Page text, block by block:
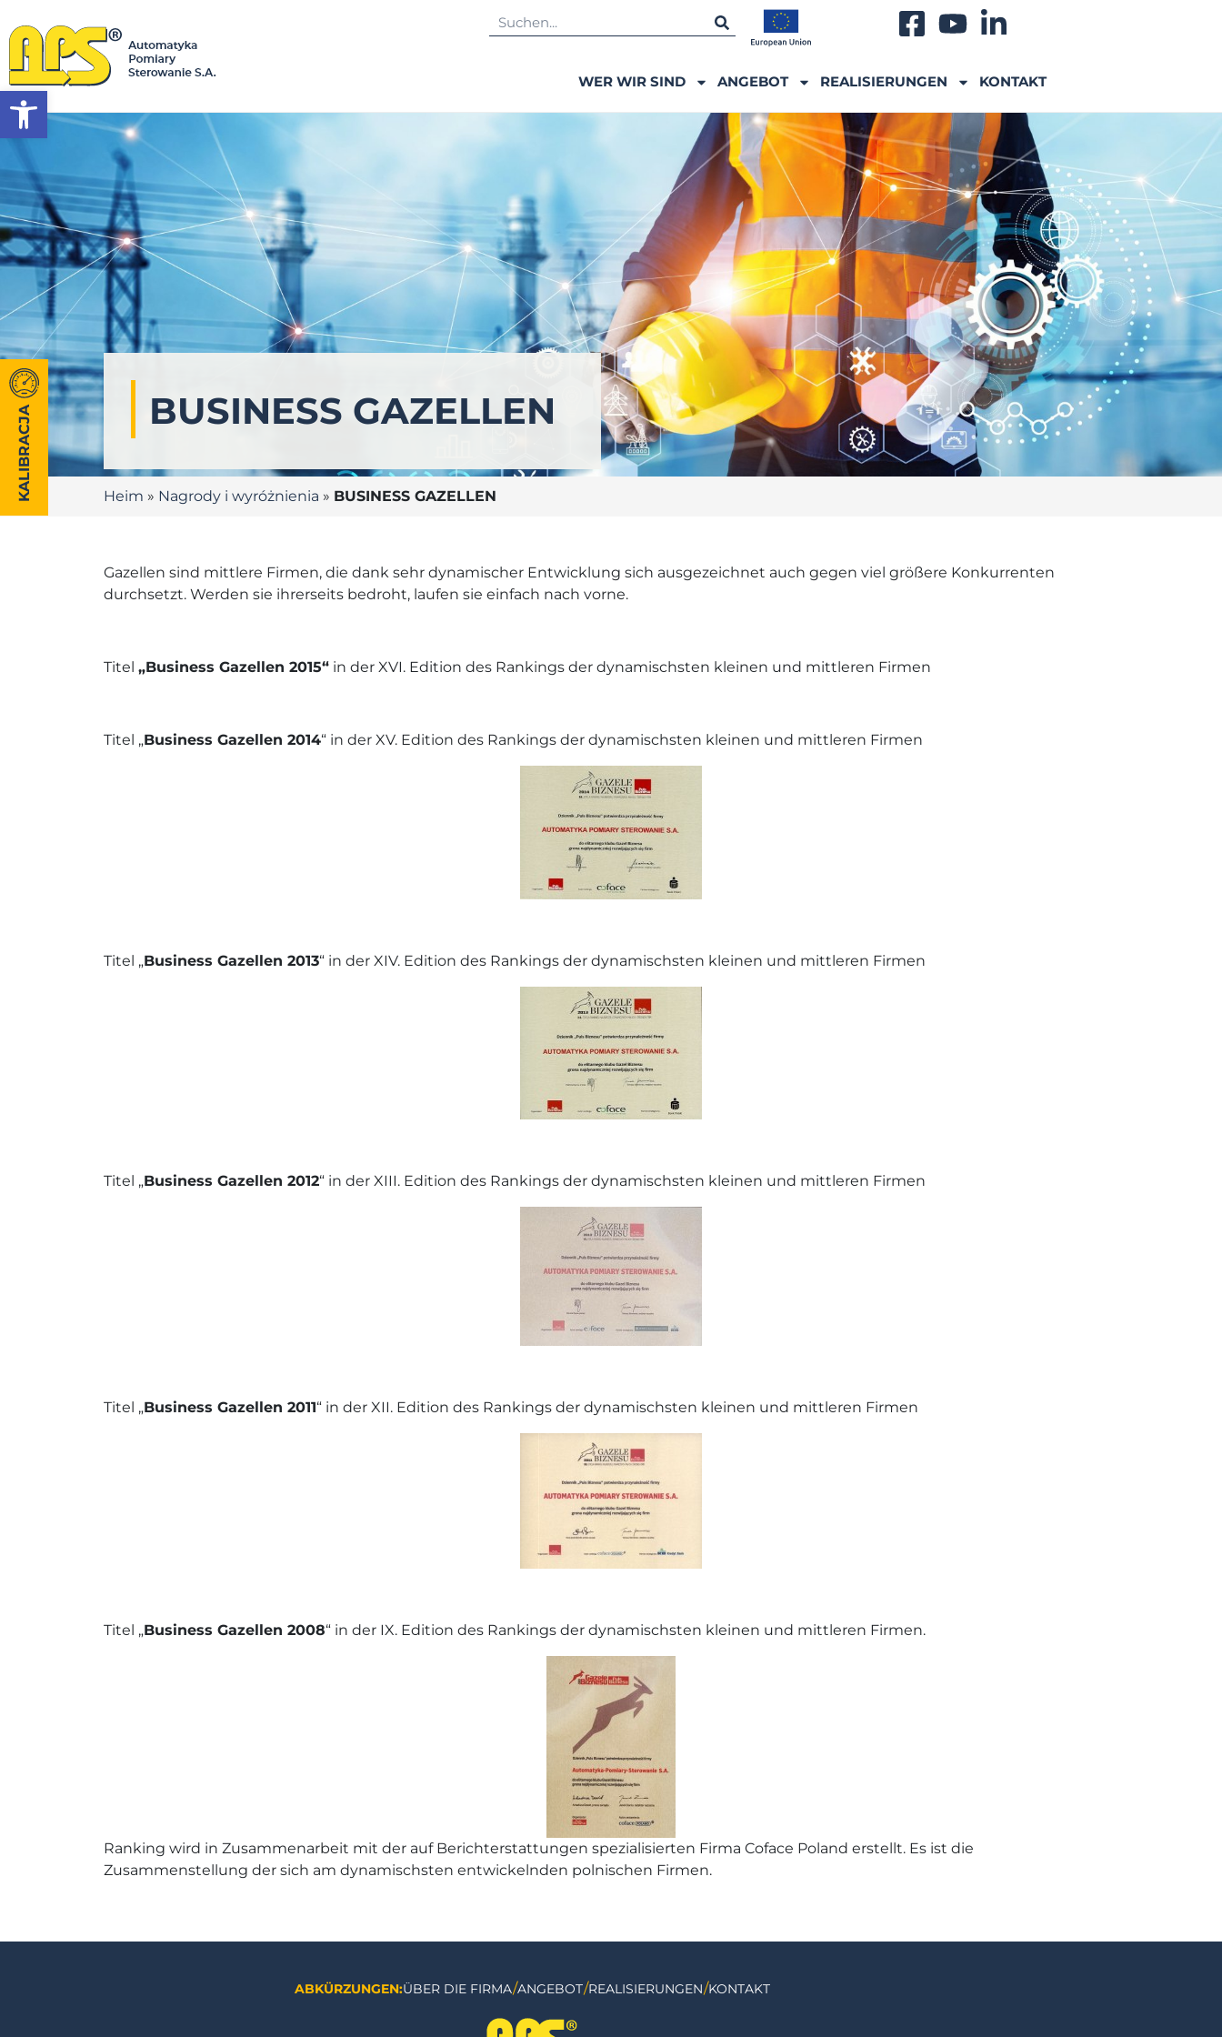
Werkzeugleiste öffnen WER WIR SIND ANGEBOT REALISIERUNGEN KONTAKT
BUSINESS GAZELLEN
Heim » Nagrody i wyróżnienia » BUSINESS GAZELLEN
Gazellen sind mittlere Firmen, die dank sehr dynamischer Entwicklung sich ausgezeichnet auch gegen viel größere Konkurrenten
durchsetzt. Werden sie ihrerseits bedroht, laufen sie einfach nach vorne.
Titel „Business Gazellen 2015“ in der XVI. Edition des Rankings der dynamischsten kleinen und mittleren Firmen
Titel „Business Gazellen 2014“ in der XV. Edition des Rankings der dynamischsten kleinen und mittleren Firmen
Titel „Business Gazellen 2013“ in der XIV. Edition des Rankings der dynamischsten kleinen und mittleren Firmen
Titel „Business Gazellen 2012“ in der XIII. Edition des Rankings der dynamischsten kleinen und mittleren Firmen
Titel „Business Gazellen 2011“ in der XII. Edition des Rankings der dynamischsten kleinen und mittleren Firmen
Titel „Business Gazellen 2008“ in der IX. Edition des Rankings der dynamischsten kleinen und mittleren Firmen.
Ranking wird in Zusammenarbeit mit der auf Berichterstattungen spezialisierten Firma Coface Poland erstellt. Es ist die
Zusammenstellung der sich am dynamischsten entwickelnden polnischen Firmen.
ABKÜRZUNGEN:ÜBER DIE FIRMA ANGEBOT REALISIERUNGEN KONTAKT
KALIBRACJA